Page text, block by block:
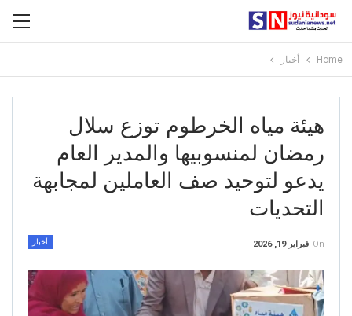
Home أخبار
هيئة مياه الخرطوم توزع سلال
رمضان لمنسوبيها والمدير العام
يدعو لتوحيد صف العاملين لمجابهة
التحديات
أخبار On فبراير 19, 2026